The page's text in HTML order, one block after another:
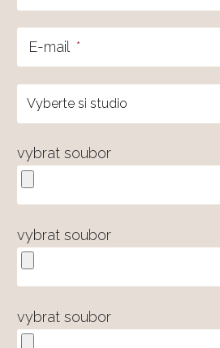
E-mail *
vybrat soubor
vybrat soubor
vybrat soubor